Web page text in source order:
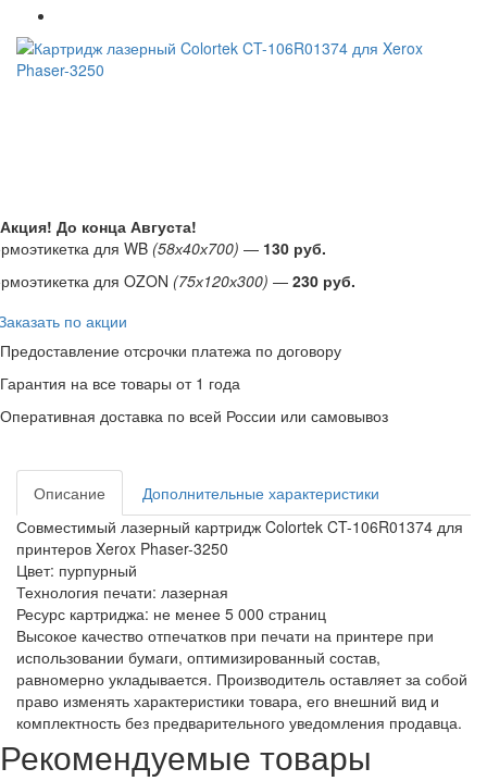
Акция! До конца Августа!
для WB (58х40х700) — 130 руб.
для OZON (75х120х300) — 230 руб.
по акции
Предоставление отсрочки платежа по договору
Гарантия на все товары от 1 года
Оперативная доставка по всей России или самовывоз
Описание
Дополнительные характеристики
Совместимый лазерный картридж Colortek CT-106R01374 для
принтеров Xerox Phaser-3250
Цвет: пурпурный
Технология печати: лазерная
Ресурс картриджа: не менее 5 000 страниц
Высокое качество отпечатков при печати на принтере при
использовании бумаги, оптимизированный состав,
равномерно укладывается. Производитель оставляет за собой
право изменять характеристики товара, его внешний вид и
комплектность без предварительного уведомления продавца.
Рекомендуемые товары